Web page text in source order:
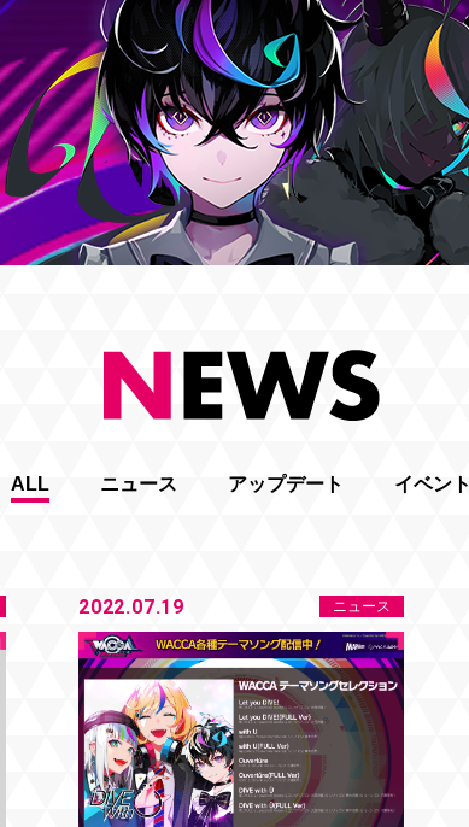
ALL ニュース アップデート イベント
2022.07.19 ニュース